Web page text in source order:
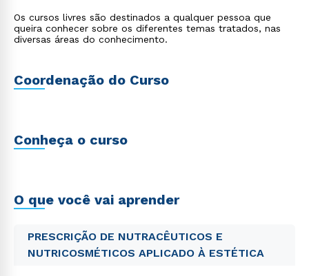
Os cursos livres são destinados a qualquer pessoa que
queira conhecer sobre os diferentes temas tratados, nas
diversas áreas do conhecimento.
Coordenação do Curso
Conheça o curso
O que você vai aprender
PRESCRIÇÃO DE NUTRACÊUTICOS E
NUTRICOSMÉTICOS APLICADO À ESTÉTICA